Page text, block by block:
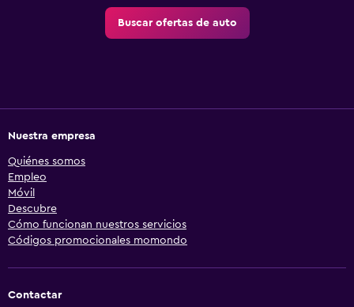
Buscar ofertas de auto
Nuestra empresa
Quiénes somos
Empleo
Móvil
Descubre
Cómo funcionan nuestros servicios
Códigos promocionales momondo
Contactar